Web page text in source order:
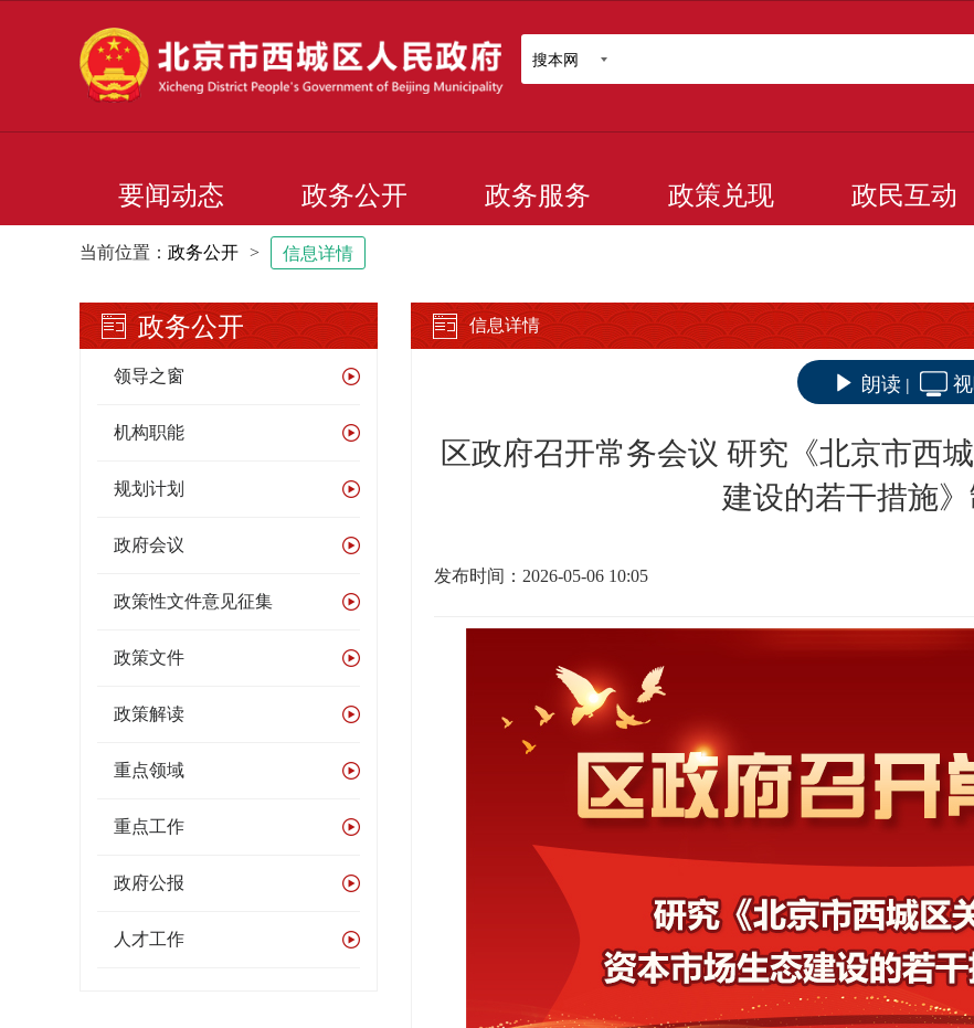
搜本网
要闻动态 政务公开 政务服务 政策兑现 政民互动
当前位置： 政务公开 > 信息详情
政务公开
领导之窗
机构职能
规划计划
政府会议
政策性文件意见征集
政策文件
政策解读
重点领域
重点工作
政府公报
人才工作
信息详情
朗读 |
区政府召开常务会议 研究《北京市西
建设的若干措施
发布时间：2026-05-06 10:05